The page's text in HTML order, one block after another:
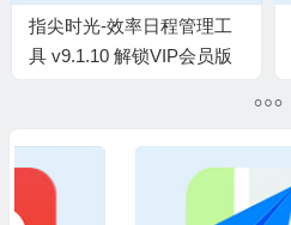
指尖时光-效率日程管理工
具 v9.1.10 解锁VIP会员版